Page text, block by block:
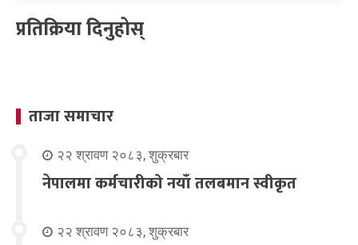
प्रतिक्रिया दिनुहोस्
ताजा समाचार
२२ श्रावण २०८३, शुक्रबार
नेपालमा कर्मचारीको नयाँ तलबमान स्वीकृत
२२ श्रावण २०८३, शुक्रबार